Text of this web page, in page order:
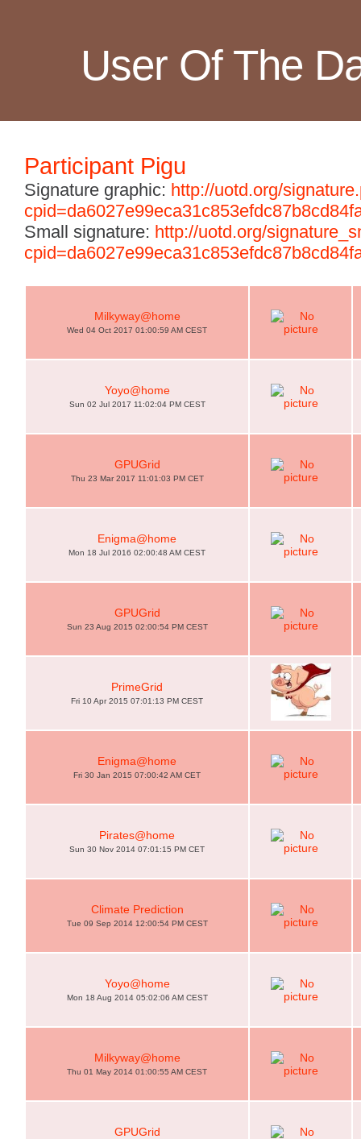
User Of The
Participant Pigu
Signature graphic: http://uotd.org/
Small signature: http://uotd.org/
Milkyway@home
Wed 04 Oct 2017 01:00:59 AM CEST
Yoyo@home
Sun 02 Jul 2017 11:02:04 PM CEST
GPUGrid
Thu 23 Mar 2017 11:01:03 PM CET
Enigma@home
Mon 18 Jul 2016 02:00:48 AM CEST
GPUGrid
Sun 23 Aug 2015 02:00:54 PM CEST
PrimeGrid
Fri 10 Apr 2015 07:01:13 PM CEST
Enigma@home
Fri 30 Jan 2015 07:00:42 AM CET
Pirates@home
Sun 30 Nov 2014 07:01:15 PM CET
Climate Prediction
Tue 09 Sep 2014 12:00:54 PM CEST
Yoyo@home
Mon 18 Aug 2014 05:02:06 AM CEST
Milkyway@home
Thu 01 May 2014 01:00:55 AM CEST
GPUGrid